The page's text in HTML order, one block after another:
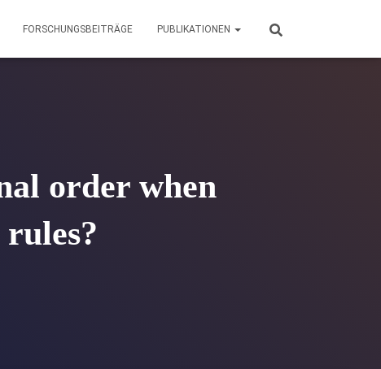
FORSCHUNGSBEITRÄGE PUBLIKATIONEN
order when